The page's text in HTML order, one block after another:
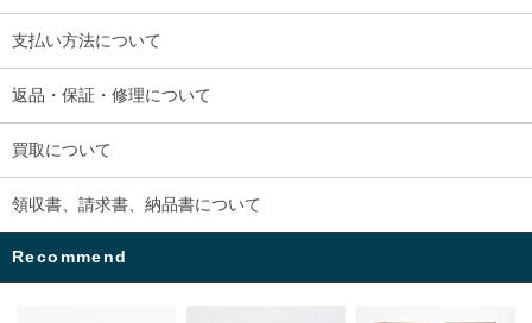
支払い方法について
返品・保証・修理について
買取について
領収書、請求書、納品書について
Recommend